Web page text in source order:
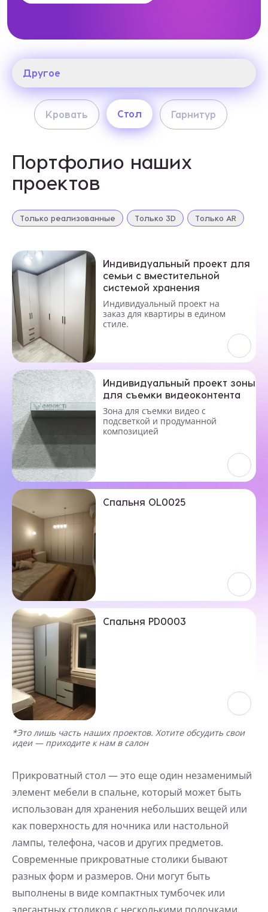
Другое
ДругоеКровать Стол Гарнитур
Портфолио наших
проектов
Только реализованные Только 3D Только AR
Индивидуальный проект для
семьи с вместительной
системой хранения
Индивидуальный проект на
заказ для квартиры в едином
стиле.
Индивидуальный проект зоны
для съемки видеоконтента
Зона для съемки видео с
подсветкой и продуманной
композицией
Спальня OL0025
Спальня PD0003
*Это лишь часть наших проектов. Хотите обсудить свои
идеи — приходите к нам в салон
Прикроватный стол — это еще один незаменимый
элемент мебели в спальне, который может быть
использован для хранения небольших вещей или
как поверхность для ночника или настольной
лампы, телефона, часов и других предметов.
Современные прикроватные столики бывают
разных форм и размеров. Они могут быть
выполнены в виде компактных тумбочек или
Я даю согласие на
Я принимаю условия
политики
конфиденциальности
Нажимая кнопку «Отправить», я даю свое согласие
на обработку моих персональных данных, в соответствии с
Федеральным законом от 27.07.2006 года № 152-ФЗ